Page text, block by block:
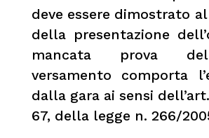
deve essere dimostrato
della presentazione
mancata prova
versamento comporta
dalla gara ai sensi
67, della legge n. 266/